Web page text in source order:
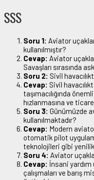
SSS
Soru 1: Aviator
kullanılmıştır?
Cevap: Aviator
Savaşları sırasında
Soru 2: Sivil
Cevap: Sivil
taşımacılığında
hızlanmasına ve
Soru 3: Günümüzde
kullanılmaktadır?
Cevap: Modern
otomatik pilot
teknolojileri gibi
Soru 4: Aviator
Cevap: İnsani
çalışmaları ve barış